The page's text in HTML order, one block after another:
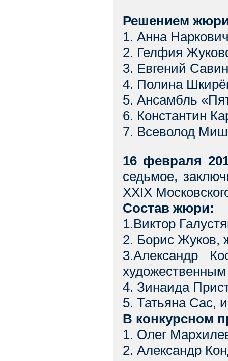
Решением жюри
1. Анна
2. Гелфия
3. Евгений
4. Полина
5. Ансамбль
6. Константин
7. Всеволод
16 февраля
седьмое,
XXIX
Состав жюри:
1.Виктор
2. Борис Жуков,
3.Александр
4. Зинаида
5. Татьяна Сас,
В конкурсном
1. Олег
2. Александр